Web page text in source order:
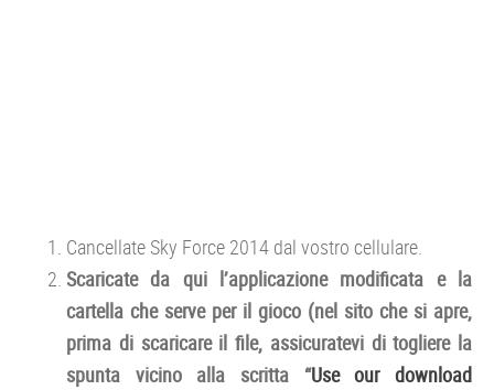
Cancellate Sky Force 2014 dal vostro cellulare.
Scaricate da qui l’applicazione modificata e la
cartella che serve per il gioco (nel sito che si apre,
prima di scaricare il file, assicuratevi di togliere la
spunta vicino alla scritta “Use our download